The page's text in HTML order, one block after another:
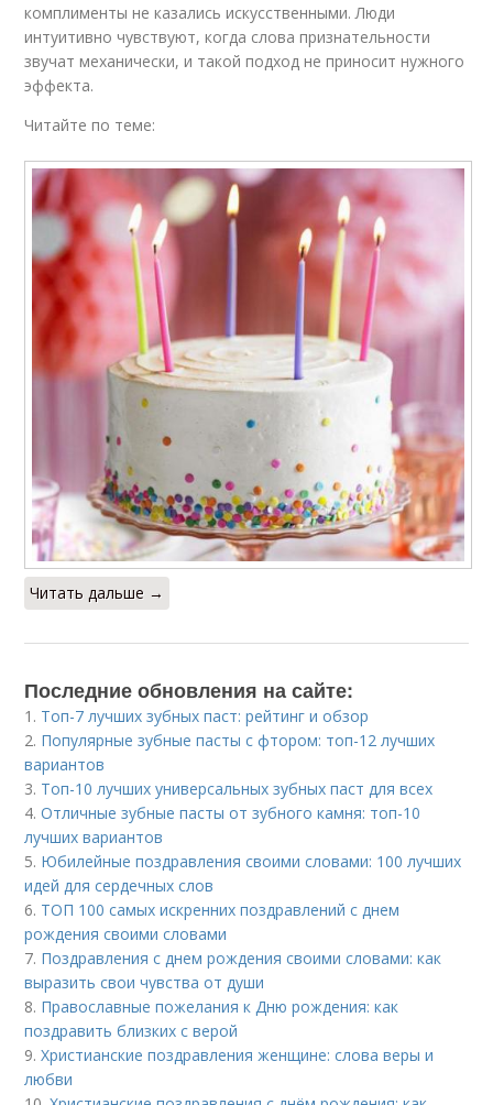
комплименты не казались искусственными. Люди
интуитивно чувствуют, когда слова признательности
звучат механически, и такой подход не приносит нужного
эффекта.
Читайте по теме:
Читать дальше →
Последние обновления на сайте:
1. Топ-7 лучших зубных паст: рейтинг и обзор
2. Популярные зубные пасты с фтором: топ-12 лучших
вариантов
3. Топ-10 лучших универсальных зубных паст для всех
4.Отличные зубные пасты от зубного камня: топ-10
лучших вариантов
5. Юбилейные поздравления своими словами: 100 лучших
идей для сердечных слов
6. ТОП 100 самых искренних поздравлений с днем
рождения своими словами
7. Поздравления с днем рождения своими словами: как
выразить свои чувства от души
8. Православные пожелания к Дню рождения: как
поздравить близких с верой
9.Христианские поздравления женщине: слова веры и
любви